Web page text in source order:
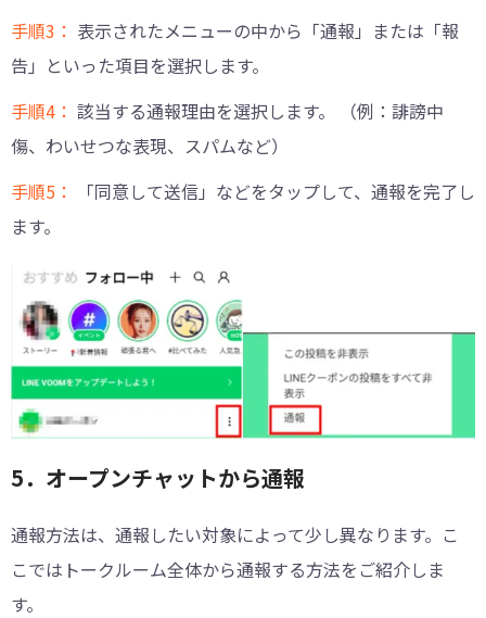
手順3： 表示されたメニューの中から「通報」または「報
告」といった項目を選択します。
手順4： 該当する通報理由を選択します。 （例：誹謗中
傷、わいせつな表現、スパムなど）
手順5：
「同意して送信」などをタップして、通報を完了し
ます。
5．オープンチャットから通報
通報方法は、通報したい対象によって少し異なります。こ
こではトークルーム全体から通報する方法をご紹介しま
す。